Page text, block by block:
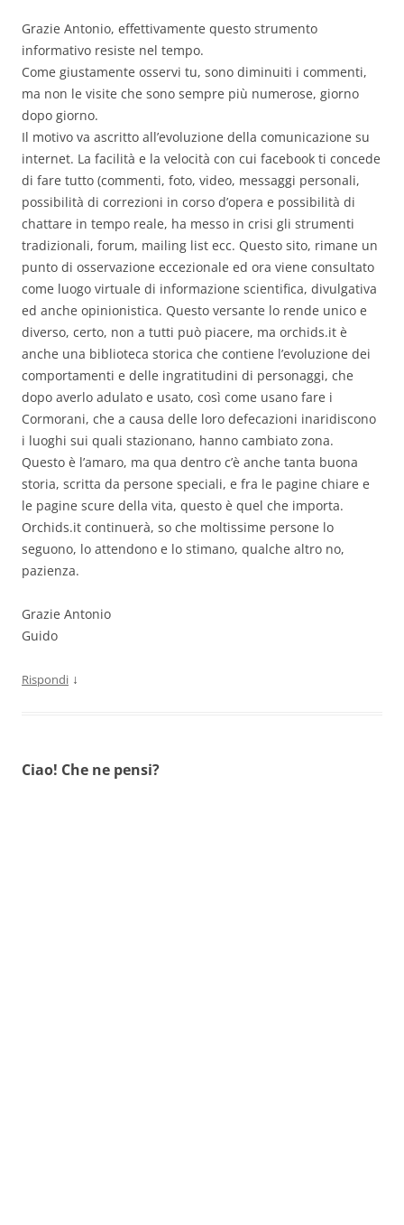
Grazie Antonio, effettivamente questo strumento
informativo resiste nel tempo.
Come giustamente osservi tu, sono diminuiti i commenti,
ma non le visite che sono sempre più numerose, giorno
dopo giorno.
Il motivo va ascritto all’evoluzione della comunicazione su
internet. La facilità e la velocità con cui facebook ti concede
di fare tutto (commenti, foto, video, messaggi personali,
possibilità di correzioni in corso d’opera e possibilità di
chattare in tempo reale, ha messo in crisi gli strumenti
tradizionali, forum, mailing list ecc. Questo sito, rimane un
punto di osservazione eccezionale ed ora viene consultato
come luogo virtuale di informazione scientifica, divulgativa
ed anche opinionistica. Questo versante lo rende unico e
diverso, certo, non a tutti può piacere, ma orchids.it è
anche una biblioteca storica che contiene l’evoluzione dei
comportamenti e delle ingratitudini di personaggi, che
dopo averlo adulato e usato, così come usano fare i
Cormorani, che a causa delle loro defecazioni inaridiscono
i luoghi sui quali stazionano, hanno cambiato zona.
Questo è l’amaro, ma qua dentro c’è anche tanta buona
storia, scritta da persone speciali, e fra le pagine chiare e
le pagine scure della vita, questo è quel che importa.
Orchids.it continuerà, so che moltissime persone lo
seguono, lo attendono e lo stimano, qualche altro no,
pazienza.
Grazie Antonio
Guido
Rispondi ↓
Ciao! Che ne pensi?